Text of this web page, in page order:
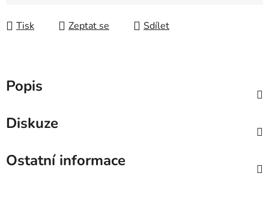
Tisk Zeptat se Sdílet
Popis
Diskuze
Ostatní informace